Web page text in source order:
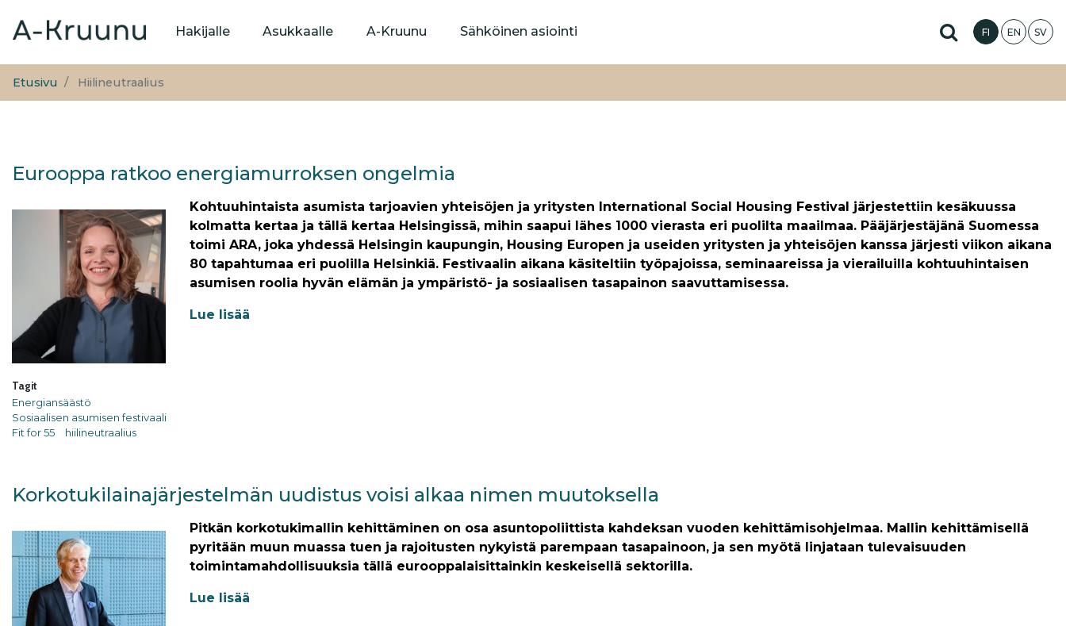
pääsisältöön
Päävalikko
Hakijalle Asukkaalle A-Kruunu Sähköinen asiointi Hae sivustolta
FI EN SV
Etusivu Hiilineutraalius
Eurooppa ratkoo energiamurroksen ongelmia
Tagit
Energiansäästö
Sosiaalisen asumisen festivaali
Fit for 55
hiilineutraalius
Kohtuuhintaista asumista tarjoavien yhteisöjen ja yritysten International Social Housing Festival järjestettiin kesäkuussa
kolmatta kertaa ja tällä kertaa Helsingissä, mihin saapui lähes 1000 vierasta eri puolilta maailmaa. Pääjärjestäjänä Suomessa
toimi ARA, joka yhdessä Helsingin kaupungin, Housing Europen ja useiden yritysten ja yhteisöjen kanssa järjesti viikon aikana
80 tapahtumaa eri puolilla Helsinkiä. Festivaalin aikana käsiteltiin työpajoissa, seminaareissa ja vierailuilla kohtuuhintaisen
asumisen roolia hyvän elämän ja ympäristö- ja sosiaalisen tasapainon saavuttamisessa.
Lue lisää
Korkotukilainajärjestelmän uudistus voisi alkaa nimen muutoksella
Pitkän korkotukimallin kehittäminen on osa asuntopoliittista kahdeksan vuoden kehittämisohjelmaa. Mallin kehittämisellä
pyritään muun muassa tuen ja rajoitusten nykyistä parempaan tasapainoon, ja sen myötä linjataan tulevaisuuden
toimintamahdollisuuksia tällä eurooppalaisittainkin keskeisellä sektorilla.
Lue lisää